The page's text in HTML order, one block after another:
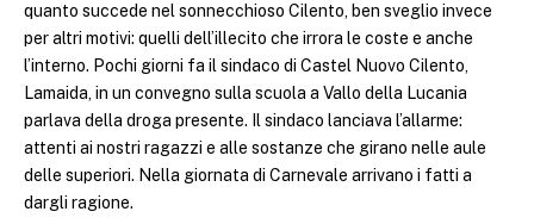
quanto succede nel sonnecchioso Cilento, ben sveglio invece
per altri motivi: quelli dell’illecito che irrora le coste e anche
l’interno. Pochi giorni fa il sindaco di Castel Nuovo Cilento,
Lamaida, in un convegno sulla scuola a Vallo della Lucania
parlava della droga presente. Il sindaco lanciava l’allarme:
attenti ai nostri ragazzi e alle sostanze che girano nelle aule
delle superiori. Nella giornata di Carnevale arrivano i fatti a
dargli ragione.